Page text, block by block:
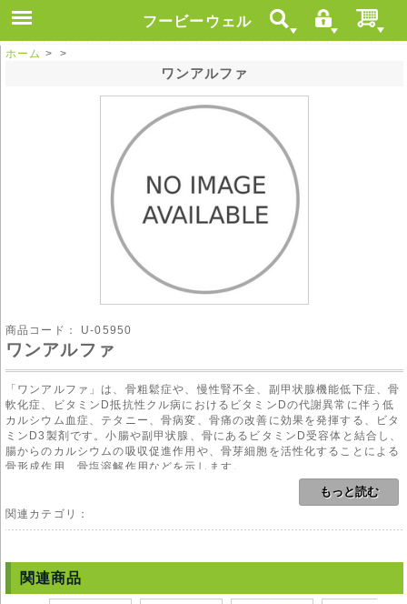
フービーウェル
ホーム > >
ワンアルファ
商品コード： U-05950
ワンアルファ
「ワンアルファ」は、骨粗鬆症や、慢性腎不全、副甲状腺機能低下症、骨
軟化症、ビタミンD抵抗性クル病におけるビタミンDの代謝異常に伴う低
カルシウム血症、テタニー、骨病変、骨痛の改善に効果を発揮する、ビタ
ミンD3製剤です。小腸や副甲状腺、骨にあるビタミンD受容体と結合し、
腸からのカルシウムの吸収促進作用や、骨芽細胞を活性化することによる
骨形成作用、骨塩溶解作用などを示します。
ビタミンDはカルシウムの吸収や骨形成をおこなう上で必要な成分です
が、そのままの形では骨形成には関与することができず、日光による紫外
線を浴びることでビタミンD3となります。これがさらに肝臓や腎臓で代
この活性型ビタミンD3と同じ作用をする薬が、アルファカルシドール製
もっと読む
関連カテゴリ：
関連商品